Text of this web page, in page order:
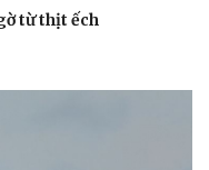
từ thịt ếch